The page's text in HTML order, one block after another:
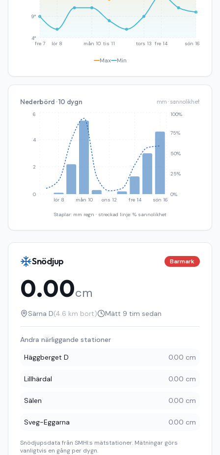
fre 7 lör 8 mån 10 tis 11 tors 13 fre 14 sön 16
4°
9°
Max Min
Nederbörd · 10 dygn mm · sannolikhet
lör 8 mån 10 ons 12 fre 14 sön 16
0
2
4
6
0%
25%
50%
75%
100%
Staplar: mm regn · streckad linje: % sannolikhet
Snödjup Barmark
0.00cm
Särna D(4.6 km bort) Mätt 9 tim sedan
Andra närliggande stationer
Häggberget D
0.00 cm
Lillhärdal 0.00 cm
Sälen 0.00 cm
Sveg-Eggarna 0.00 cm
Snödjupsdata från SMHI:s mätstationer. Mätningar görs
vanligtvis en gång per dygn.